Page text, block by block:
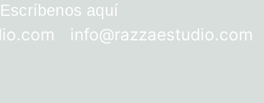
Escríbenos aquí
info@razzaestudio.com